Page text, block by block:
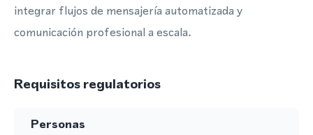
integrar flujos de mensajería automatizada y
comunicación profesional a escala.
Requisitos regulatorios
Personas